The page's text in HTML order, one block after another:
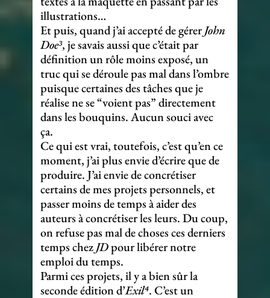
illustrations…
Et puis, quand j’ai accepté de gérerJohn
Doe³, je savais aussi que c’était par
définition un rôle moins exposé, un
truc qui se déroule pas mal dans l’ombre
puisque certaines des tâches que je
réalise ne se “voient pas” directement
dans les bouquins. Aucun souci avec
ça.
Ce qui est vrai, toutefois, c’est qu’en ce
moment, j’ai plus envie d’écrire que de
produire. J’ai envie de concrétiser
certains de mes projets personnels, et
passer moins de temps à aider des
auteurs à concrétiser les leurs. Du coup,
on refuse pas mal de choses ces derniers
temps chezJDpour libérer notre
emploi du temps.
Parmi ces projets, il y a bien sûr la
seconde édition d’Exil⁴. C’est un